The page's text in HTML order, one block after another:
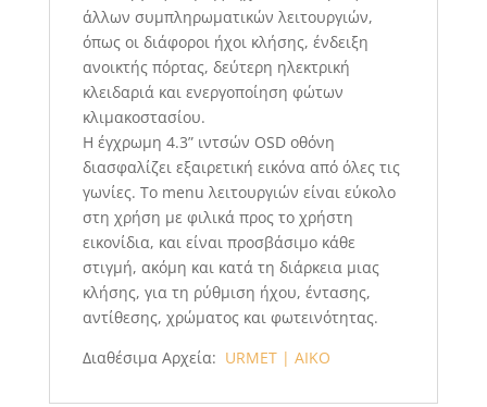
άλλων συμπληρωματικών λειτουργιών,
όπως οι διάφοροι ήχοι κλήσης, ένδειξη
ανοικτής πόρτας, δεύτερη ηλεκτρική
κλειδαριά και ενεργοποίηση φώτων
κλιμακοστασίου.
Η έγχρωμη 4.3” ιντσών OSD οθόνη
διασφαλίζει εξαιρετική εικόνα από όλες τις
γωνίες. Το menu λειτουργιών είναι εύκολο
στη χρήση με φιλικά προς το χρήστη
εικονίδια, και είναι προσβάσιμο κάθε
στιγμή, ακόμη και κατά τη διάρκεια μιας
κλήσης, για τη ρύθμιση ήχου, έντασης,
αντίθεσης, χρώματος και φωτεινότητας.
Διαθέσιμα Αρχεία: URMET | AIKO